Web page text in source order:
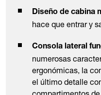
Diseño de cabina
hace que entrar y
Consola lateral
numerosas
ergonómicas, la
el último detalle